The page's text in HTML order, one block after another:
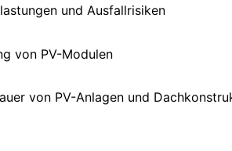
und Ausfallrisiken
von PV-Modulen
von PV-Anlagen und